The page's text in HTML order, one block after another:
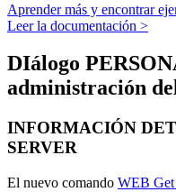
Aprender más y encontrar
Leer la documentación >
DIálogo
administración
INFORMACIÓN
SERVER
El nuevo comando WEB